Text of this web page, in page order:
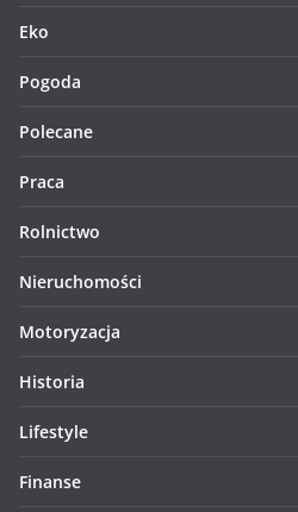
Eko
Pogoda
Polecane
Praca
Rolnictwo
Nieruchomości
Motoryzacja
Historia
Lifestyle
Finanse